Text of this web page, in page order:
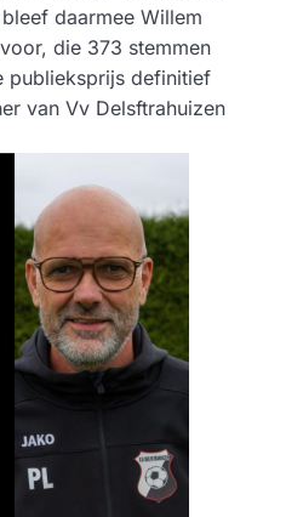
daarmee Willem
die 373 stemmen
publieksprijs definitief
van Vv Delsftrahuizen